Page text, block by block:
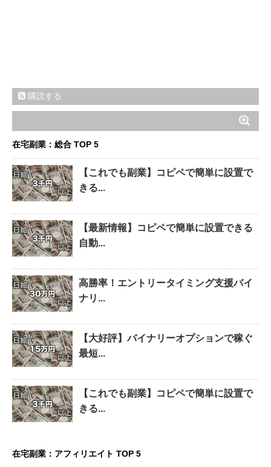
購読する
在宅副業：総合 TOP 5
【これでも副業】コピペで簡単に設置で
きる...
【最新情報】コピペで簡単に設置できる
自動...
高勝率！エントリータイミング支援バイ
ナリ...
【大好評】バイナリーオプションで稼ぐ
最短...
【これでも副業】コピペで簡単に設置で
きる...
在宅副業：アフィリエイト TOP 5